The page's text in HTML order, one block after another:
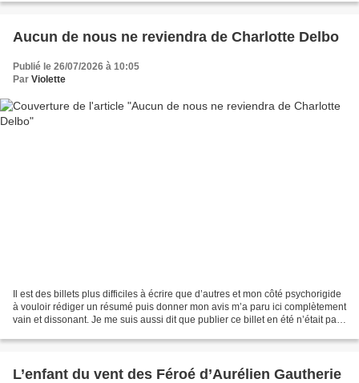
Aucun de nous ne reviendra de Charlotte Delbo
Publié le 26/07/2026 à 10:05
Par Violette
Il est des billets plus difficiles à écrire que d’autres et mon côté psychorigide
à vouloir rédiger un résumé puis donner mon avis m’a paru ici complètement
vain et dissonant. Je me suis aussi dit que publier ce billet en été n’était pas
L’enfant du vent des Féroé d’Aurélien Gautherie